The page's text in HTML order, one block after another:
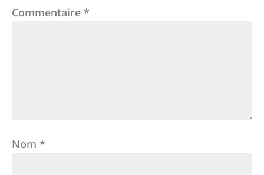
Commentaire *
Nom *